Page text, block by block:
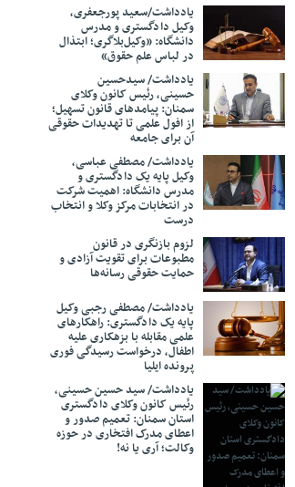
یادداشت/سعید‌ پورجعفری،
وکیل دادگستری و مدرس
دانشگاه: «وکیل‌بلاگری؛ ابتذال
در لباس علم حقوق»
یادداشت/ سیدحسین
حسینی، رئیس کانون وکلای
سمنان: پیامدهای قانون تسهیل؛
از افول علمی تا تهدیدات حقوقی
آن برای جامعه
یادداشت/ مصطفی عباسی،
وکیل پایه یک دادگستری و
مدرس دانشگاه: اهمیت شرکت
در انتخابات مرکز وکلا ‌و انتخاب
درست
لزوم بازنگری در قانون
مطبوعات برای تقویت آزادی و
حمایت حقوقی رسانه‌ها
یادداشت/ مصطفی رجبی وکیل
پایه یک دادگستری: راهکارهای
علمی مقابله با بزهکاری علیه
اطفال، درخواست رسیدگی فوری
پرونده ایلیا
یادداشت/ سید حسین حسینی،
رئیس کانون وکلای دادگستری
استان سمنان: تعمیم صدور و
اعطای مدرک افتخاری در حوزه
وکالت؛ آری یا نه!